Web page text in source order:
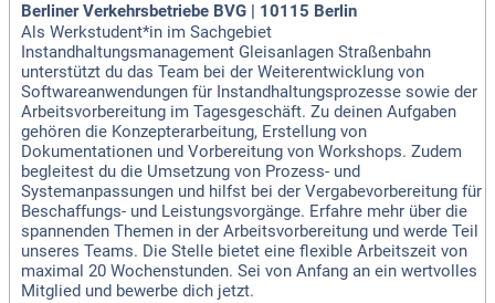
Berliner Verkehrsbetriebe BVG | 10115 Berlin
Als Werkstudent*in im Sachgebiet
Instandhaltungsmanagement Gleisanlagen Straßenbahn
unterstützt du das Team bei der Weiterentwicklung von
Softwareanwendungen für Instandhaltungsprozesse sowie der
Arbeitsvorbereitung im Tagesgeschäft. Zu deinen Aufgaben
gehören die Konzepterarbeitung, Erstellung von
Dokumentationen und Vorbereitung von Workshops. Zudem
begleitest du die Umsetzung von Prozess- und
Systemanpassungen und hilfst bei der Vergabevorbereitung für
Beschaffungs- und Leistungsvorgänge. Erfahre mehr über die
spannenden Themen in der Arbeitsvorbereitung und werde Teil
unseres Teams. Die Stelle bietet eine flexible Arbeitszeit von
maximal 20 Wochenstunden. Sei von Anfang an ein wertvolles
Mitglied und bewerbe dich jetzt.